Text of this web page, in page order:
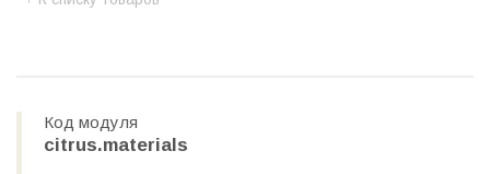
Код модуля
citrus.materials